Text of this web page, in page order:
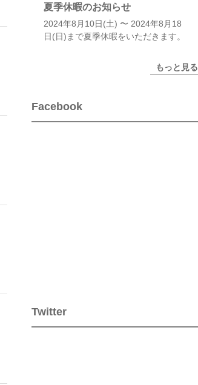
夏季休暇のお知らせ
2024年8月10日(土) 〜 2024年8月18
日(日)まで夏季休暇をいただきます。
もっと見る
Facebook
Twitter